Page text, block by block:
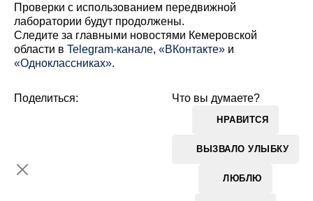
Проверки с использованием передвижной
лаборатории будут продолжены.
Cледите за главными новостями Кемеровской
области в Telegram-канале, «ВКонтакте» и
«Одноклассниках».
Что вы думаете?
НРАВИТСЯ
ВЫЗВАЛО УЛЫБКУ
ЛЮБЛЮ
Поделиться: